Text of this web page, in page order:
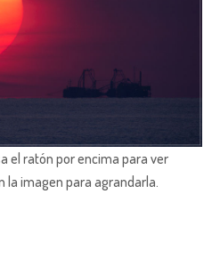
el ratón por encima para ver
la imagen para agrandarla.